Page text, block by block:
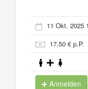
11 Okt. 2025
17,50 € p.P.
Anmelden